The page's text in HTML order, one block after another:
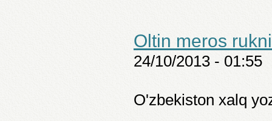
Oltin meros
24/10/2013 - 01:55
O'zbekiston xalq